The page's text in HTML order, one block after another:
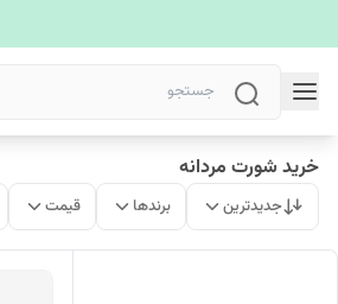
خرید شورت مردانه
جدیدترین برندها قیمت